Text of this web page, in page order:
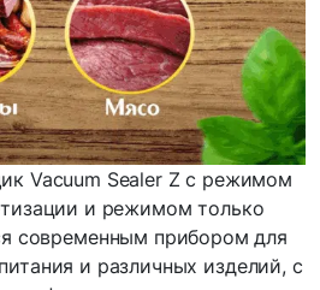
Vacuum Sealer Z с режимом
и режимом только
современным прибором для
и различных изделий, с